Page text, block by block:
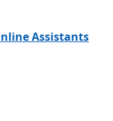
Assistants